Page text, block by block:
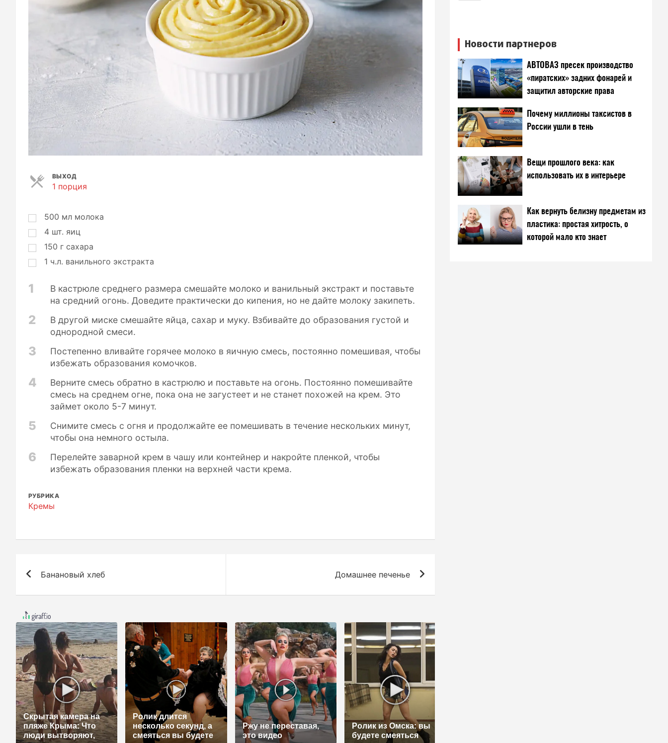
ВЫХОД
1 порция
ц
500 мл молока
4 шт. яиц
150 г сахара
1 ч.л. ванильного экстракта
1
В кастрюле среднего размера смешайте молоко и ванильный экстракт и поставьте
на средний огонь. Доведите практически до кипения, но не дайте молоку закипеть.
2
В другой миске смешайте яйца, сахар и муку. Взбивайте до образования густой и
однородной смеси.
3
Постепенно вливайте горячее молоко в яичную смесь, постоянно помешивая, чтобы
избежать образования комочков.
4
Верните смесь обратно в кастрюлю и поставьте на огонь. Постоянно помешивайте
смесь на среднем огне, пока она не загустеет и не станет похожей на крем. Это
займет около 5-7 минут.
5
Снимите смесь с огня и продолжайте ее помешивать в течение нескольких минут,
чтобы она немного остыла.
6
Перелейте заварной крем в чашу или контейнер и накройте пленкой, чтобы
избежать образования пленки на верхней части крема.
РУБРИКА
Кремы
и
г
а
ц
и
я
Банановый хлеб Домашнее печенье
Скрытая камера на
пляже Крыма: Что
люди вытворяют,
Ролик длится
несколько секунд, а
смеяться вы будете
Ржу не переставая,
это видео
Ролик из Омска: вы
будете смеяться
Новости партнеров
АВТОВАЗ пресек производство
«пиратских» задних фонарей и
защитил авторские права
Почему миллионы таксистов в
России ушли в тень
Вещи прошлого века: как
использовать их в интерьере
Как вернуть белизну предметам из
пластика: простая хитрость, о
которой мало кто знает